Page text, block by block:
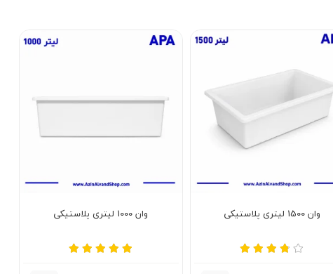
وان 1500 لیتری پلاستیکی وان 1000 لیتری پلاستیکی